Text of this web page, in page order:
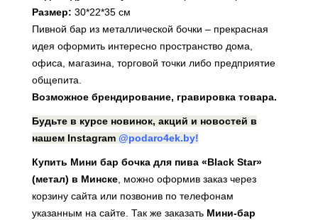
Размер: 30*22*35 см
Пивной бар из металлической бочки – прекрасная
идея оформить интересно пространство дома,
офиса, магазина, торговой точки либо предприятие
общепита.
Возможное брендирование, гравировка товара.
Будьте в курсе новинок, акций и новостей в
нашем Instagram @podaro4ek.by!
Купить Мини бар бочка для пива «Black Star»
(метал) в Минске, можно оформив заказ через
корзину сайта или позвонив по телефонам
указанным на сайте. Так же заказать Мини-бар